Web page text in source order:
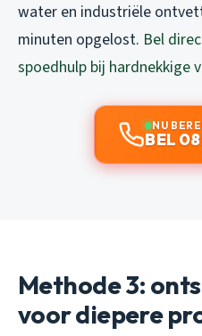
water en industriële
minuten opgelost. Bel
spoedhulp bij hardnekkige
NU
BEL
Methode 3:
voor diepere